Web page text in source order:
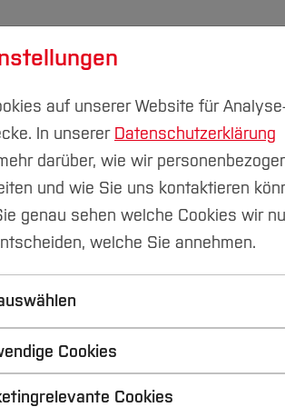
& Transfer
Pressemitteilungen
2022 2021
auf unserer Website für
In unserer Datenschutzerklärung
darüber, wie wir
und wie Sie uns kontaktieren
genau sehen welche Cookies wir
welche Sie annehmen.
Cookies
Cookies